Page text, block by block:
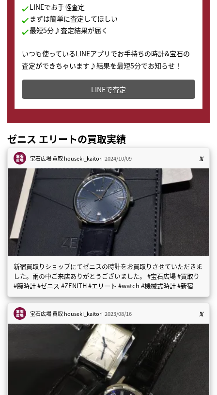
LINEでお手軽査定
まずは簡単に査定してほしい
最短5分♪査定結果が届く
いつも使っているLINEアプリでお手持ちの時計&宝石の
査定ができちゃいます♪結果を最短5分でお知らせ！
どこからでもすぐに査定金額を知ることが出来ます。
LINEで査定
ゼニス エリートの買取実績
宝石広場 買取houseki_kaitori 2024/10/09
新宿買取りショップにてゼニスの時計をお買取りさせていただきま
した。雨の中ご来店ありがとうございました。 #宝石広場 #買取り
#腕時計 #ゼニス #ZENITH #エリート #watch #機械式時計 #新宿
宝石広場 買取houseki_kaitori 2023/08/16